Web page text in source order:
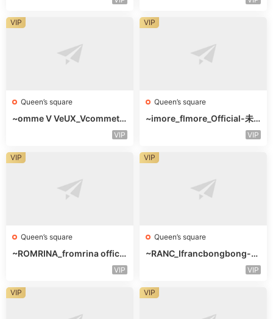
Queen’s square
~omme V VeUX_Vcommetu
VIP
VIP
Queen’s square
~imore_flmore_Official-未
VIP
VIP
Queen’s square
~ROMRINA_fromrina officia
VIP
VIP
Queen’s square
~RANC_Ifrancbongbong-未
VIP
VIP
VIP VIP